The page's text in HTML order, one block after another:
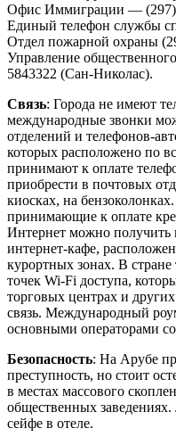
Офис Иммиграции — (297)
Единый телефон службы
Отдел пожарной охраны
Управление
5843322 (Сан-Николас).
Связь: Города не имеют
международные звонки
отделений и телефонов-
которых расположено по
принимают к оплате
приобрести в почтовых
киосках, на
принимающие к оплате
Интернет можно
интернет-кафе,
курортных зонах. В стране
точек Wi-Fi доступа,
торговых центрах и
связь. Международный
основными операторами
Безопасность: На Арубе
преступность, но стоит
в местах массового
общественных
сейфе в отеле.